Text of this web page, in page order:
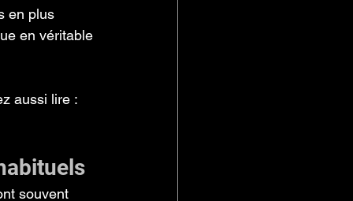
en plus
en véritable
aussi lire :
souvent